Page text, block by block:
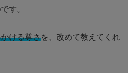
す。
ける尊さを、改めて教えてくれ